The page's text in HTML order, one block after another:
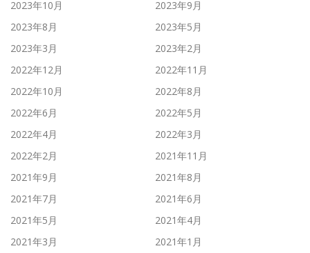
2023年10月
2023年9月
2023年8月
2023年5月
2023年3月
2023年2月
2022年12月
2022年11月
2022年10月
2022年8月
2022年6月
2022年5月
2022年4月
2022年3月
2022年2月
2021年11月
2021年9月
2021年8月
2021年7月
2021年6月
2021年5月
2021年4月
2021年3月
2021年1月